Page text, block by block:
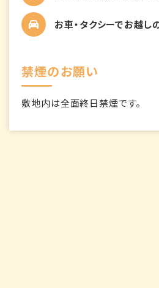
お車・タクシーでお越し
禁煙のお願い
敷地内は全面終日禁煙です。